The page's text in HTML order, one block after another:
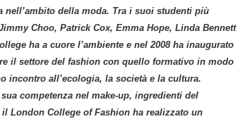
della moda. Tra i suoi studenti più
Choo, Patrick Cox, Emma Hope, Linda Bennett
ha a cuore l’ambiente e nel 2008 ha inaugurato
il settore del fashion con quello formativo in modo
incontro all’ecologia, la società e la cultura.
competenza nel make-up, ingredienti del
London College of Fashion ha realizzato un